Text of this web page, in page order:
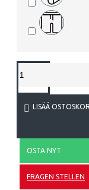
LISÄÄ
OSTA NYT
FRAGEN STELLEN